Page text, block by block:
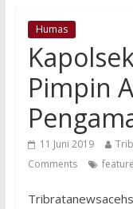
Humas
Pimpin
11 Juni 2019
Comments